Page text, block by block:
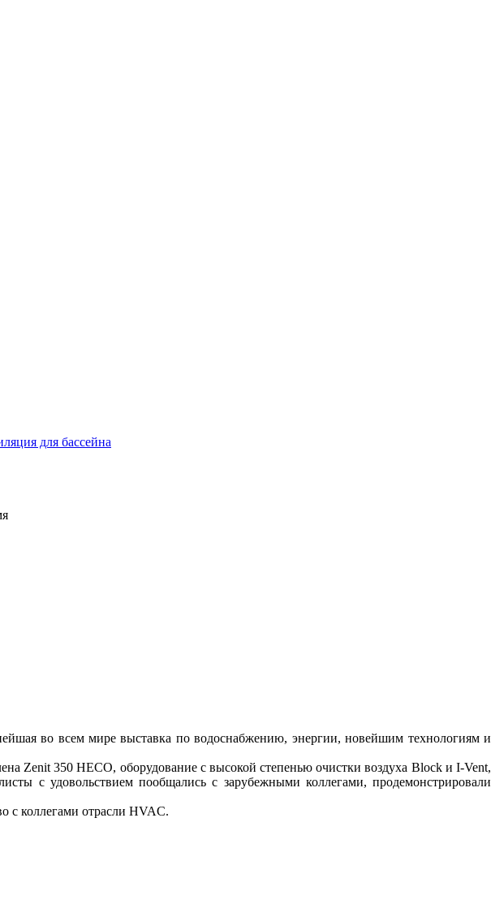
для бассейна
во всем мире выставка по водоснабжению, энергии, новейшим технологиям и
Zenit 350 HECO, оборудование с высокой степенью очистки воздуха Block и I-Vent,
с удовольствием пообщались с зарубежными коллегами, продемонстрировали
с коллегами отрасли HVAC.